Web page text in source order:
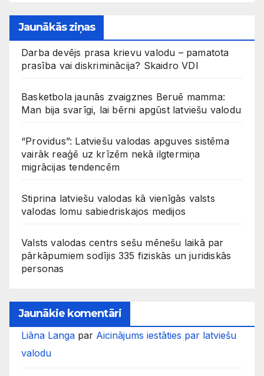
Jaunākās ziņas
Darba devējs prasa krievu valodu – pamatota
prasība vai diskriminācija? Skaidro VDI
Basketbola jaunās zvaigznes Beruē mamma:
Man bija svarīgi, lai bērni apgūst latviešu valodu
“Providus”: Latviešu valodas apguves sistēma
vairāk reaģē uz krīzēm nekā ilgtermiņa
migrācijas tendencēm
Stiprina latviešu valodas kā vienīgās valsts
valodas lomu sabiedriskajos medijos
Valsts valodas centrs sešu mēnešu laikā par
pārkāpumiem sodījis 335 fiziskās un juridiskās
personas
Jaunākie komentāri
Liāna Langa par Aicinājums iestāties par latviešu
valodu